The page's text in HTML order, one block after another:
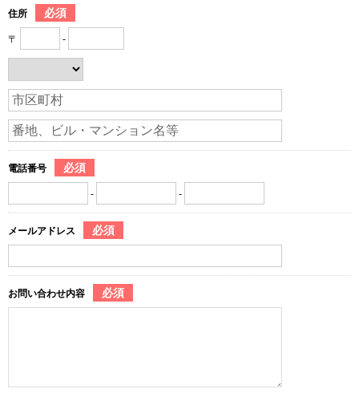
住所 必須
〒 -
電話番号 必須
- -
メールアドレス 必須
お問い合わせ内容 必須